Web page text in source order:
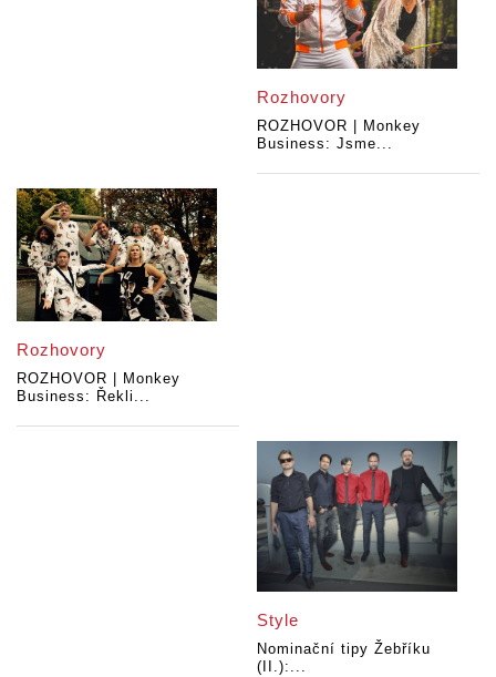
Rozhovory
ROZHOVOR | Monkey
Business: Jsme...
Rozhovory
ROZHOVOR | Monkey
Business: Řekli...
Style
Nominační tipy Žebříku
(II.):...